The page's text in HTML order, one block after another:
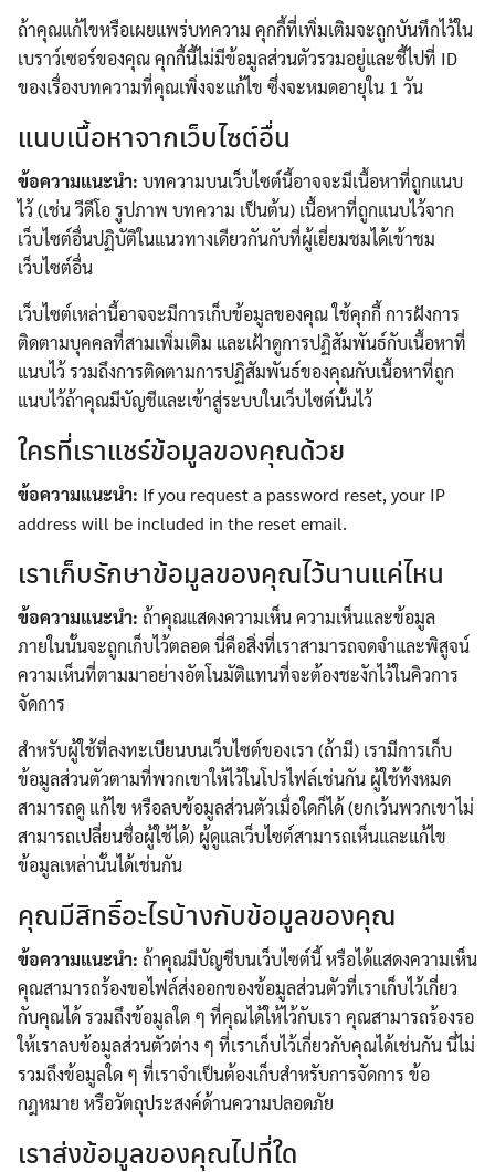
Search
ถ้าคุณแก้ไขหรือเผยแพร่บทความ คุกกี้ที่เพิ่มเติมจะถูกบันทึกไว้ใน
เบราว์เซอร์ของคุณ คุกกี้นี้ไม่มีข้อมูลส่วนตัวรวมอยู่และชี้ไปที่ ID
ของเรื่องบทความที่คุณเพิ่งจะแก้ไข ซึ่งจะหมดอายุใน 1 วัน
แนบเนื้อหาจากเว็บไซต์อื่น
ข้อความแนะนำ: บทความบนเว็บไซต์นี้อาจจะมีเนื้อหาที่ถูกแนบ
ไว้ (เช่น วีดีโอ รูปภาพ บทความ เป็นต้น) เนื้อหาที่ถูกแนบไว้จาก
เว็บไซต์อื่นปฏิบัติในแนวทางเดียวกันกับที่ผู้เยี่ยมชมได้เข้าชม
เว็บไซต์อื่น
เว็บไซต์เหล่านี้อาจจะมีการเก็บข้อมูลของคุณ ใช้คุกกี้ การฝังการ
ติดตามบุคคลที่สามเพิ่มเติม และเฝ้าดูการปฏิสัมพันธ์กับเนื้อหาที่
แนบไว้ รวมถึงการติดตามการปฏิสัมพันธ์ของคุณกับเนื้อหาที่ถูก
แนบไว้ถ้าคุณมีบัญชีและเข้าสู่ระบบในเว็บไซต์นั้นไว้
ใครที่เราแชร์ข้อมูลของคุณด้วย
ข้อความแนะนำ: If you request a password reset, your IP
address will be included in the reset email.
เราเก็บรักษาข้อมูลของคุณไว้นานแค่ไหน
ข้อความแนะนำ: ถ้าคุณแสดงความเห็น ความเห็นและข้อมูล
ภายในนั้นจะถูกเก็บไว้ตลอด นี่คือสิ่งที่เราสามารถจดจำและพิสูจน์
ความเห็นที่ตามมาอย่างอัตโนมัติแทนที่จะต้องชะงักไว้ในคิวการ
จัดการ
สำหรับผู้ใช้ที่ลงทะเบียนบนเว็บไซต์ของเรา (ถ้ามี) เรามีการเก็บ
ข้อมูลส่วนตัวตามที่พวกเขาให้ไว้ในโปรไฟล์เช่นกัน ผู้ใช้ทั้งหมด
สามารถดู แก้ไข หรือลบข้อมูลส่วนตัวเมื่อใดก็ได้ (ยกเว้นพวกเขาไม่
สามารถเปลี่ยนชื่อผู้ใช้ได้) ผู้ดูแลเว็บไซต์สามารถเห็นและแก้ไข
ข้อมูลเหล่านั้นได้เช่นกัน
คุณมีสิทธิ์อะไรบ้างกับข้อมูลของคุณ
ข้อความแนะนำ: ถ้าคุณมีบัญชีบนเว็บไซต์นี้ หรือได้แสดงความเห็น
คุณสามารถร้องขอไฟล์ส่งออกของข้อมูลส่วนตัวที่เราเก็บไว้เกี่ยว
กับคุณได้ รวมถึงข้อมูลใด ๆ ที่คุณได้ให้ไว้กับเรา คุณสามารถร้องรอ
ให้เราลบข้อมูลส่วนตัวต่าง ๆ ที่เราเก็บไว้เกี่ยวกับคุณได้เช่นกัน นี่ไม่
รวมถึงข้อมูลใด ๆ ที่เราจำเป็นต้องเก็บสำหรับการจัดการ ข้อ
กฎหมาย หรือวัตถุประสงค์ด้านความปลอดภัย
เราส่งข้อมูลของคุณไปที่ใด